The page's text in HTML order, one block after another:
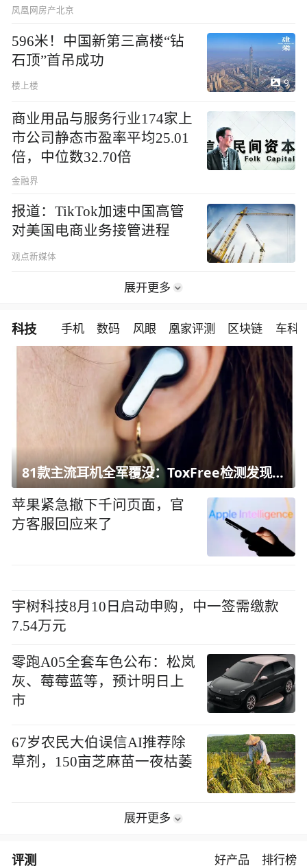
凤凰网房产北京
596米！中国新第三高楼“钻
石顶”首吊成功
楼上楼 9
商业用品与服务行业174家上
市公司静态市盈率平均25.01
倍，中位数32.70倍
金融界
报道：TikTok加速中国高管
对美国电商业务接管进程
观点新媒体
展开更多
科技 手机 数码 风眼 凰家评测 区块链 车科
81款主流耳机全军覆没：ToxFree检测发现均含对人体有害化学物质
苹果紧急撤下千问页面，官
方客服回应来了
宇树科技8月10日启动申购，中一签需缴款
7.54万元
零跑A05全套车色公布：松岚
灰、莓莓蓝等，预计明日上
市
67岁农民大伯误信AI推荐除
草剂，150亩芝麻苗一夜枯萎
展开更多
评测 好产品 排行榜